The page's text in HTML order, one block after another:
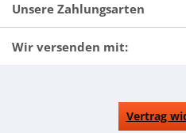
Unsere Zahlungsarten
Wir versenden mit:
Vertrag